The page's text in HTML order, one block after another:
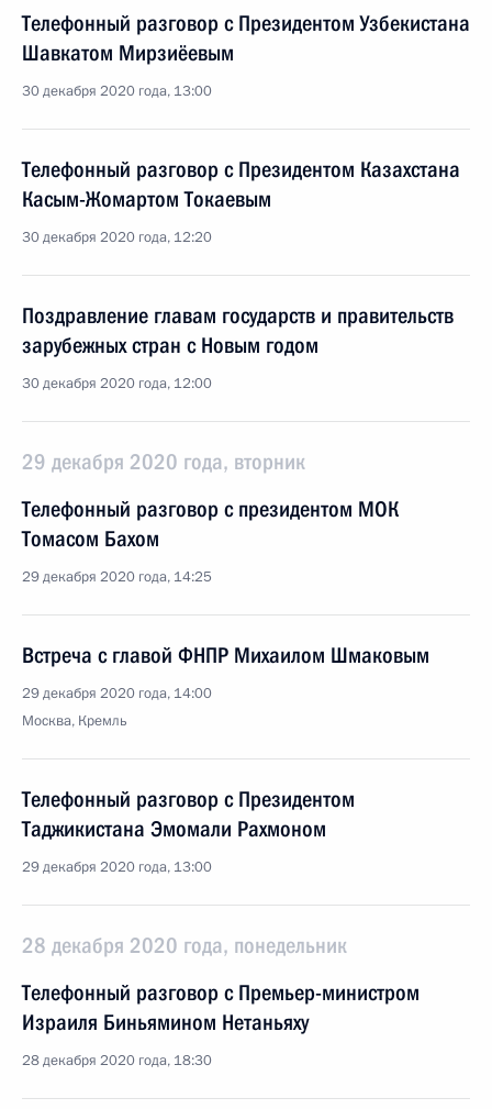
Телефонный разговор с Президентом Узбекистана
Шавкатом Мирзиёевым
30 декабря 2020 года, 13:00
Телефонный разговор с Президентом Казахстана
Касым-Жомартом Токаевым
30 декабря 2020 года, 12:20
Поздравление главам государств и правительств
зарубежных стран с Новым годом
30 декабря 2020 года, 12:00
29 декабря 2020 года, вторник
Телефонный разговор с президентом МОК
Томасом Бахом
29 декабря 2020 года, 14:25
Встреча с главой ФНПР Михаилом Шмаковым
29 декабря 2020 года, 14:00
Москва, Кремль
Телефонный разговор с Президентом
Таджикистана Эмомали Рахмоном
29 декабря 2020 года, 13:00
28 декабря 2020 года, понедельник
Телефонный разговор с Премьер-министром
Израиля Биньямином Нетаньяху
28 декабря 2020 года, 18:30